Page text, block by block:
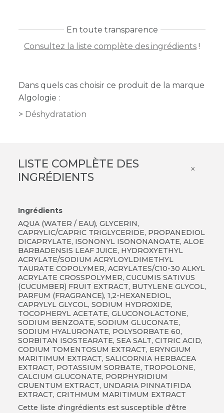
En toute transparence
Consultez la liste complète des ingrédients !
Dans quels cas choisir ce produit de la marque
Algologie :
Déshydratation
LISTE COMPLÈTE DES
INGRÉDIENTS
×
Ingrédients
AQUA (WATER / EAU), GLYCERIN,
CAPRYLIC/CAPRIC TRIGLYCERIDE, PROPANEDIOL
DICAPRYLATE, ISONONYL ISONONANOATE, ALOE
BARBADENSIS LEAF JUICE, HYDROXYETHYL
ACRYLATE/SODIUM ACRYLOYLDIMETHYL
TAURATE COPOLYMER, ACRYLATES/C10-30 ALKYL
ACRYLATE CROSSPOLYMER, CUCUMIS SATIVUS
(CUCUMBER) FRUIT EXTRACT, BUTYLENE GLYCOL,
PARFUM (FRAGRANCE), 1,2-HEXANEDIOL,
CAPRYLYL GLYCOL, SODIUM HYDROXIDE,
TOCOPHERYL ACETATE, GLUCONOLACTONE,
SODIUM BENZOATE, SODIUM GLUCONATE,
SODIUM HYALURONATE, POLYSORBATE 60,
SORBITAN ISOSTEARATE, SEA SALT, CITRIC ACID,
CODIUM TOMENTOSUM EXTRACT, ERYNGIUM
MARITIMUM EXTRACT, SALICORNIA HERBACEA
EXTRACT, POTASSIUM SORBATE, TROPOLONE,
CALCIUM GLUCONATE, PORPHYRIDIUM
CRUENTUM EXTRACT, UNDARIA PINNATIFIDA
EXTRACT, CRITHMUM MARITIMUM EXTRACT
Cette liste d'ingrédients est susceptible d'être